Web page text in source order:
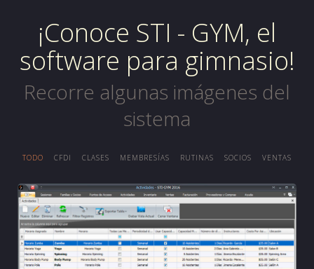
¡Conoce STI - GYM, el
software para gimnasio!
Recorre algunas imágenes del
sistema
TODO CFDI CLASES MEMBRESÍAS RUTINAS SOCIOS VENTAS